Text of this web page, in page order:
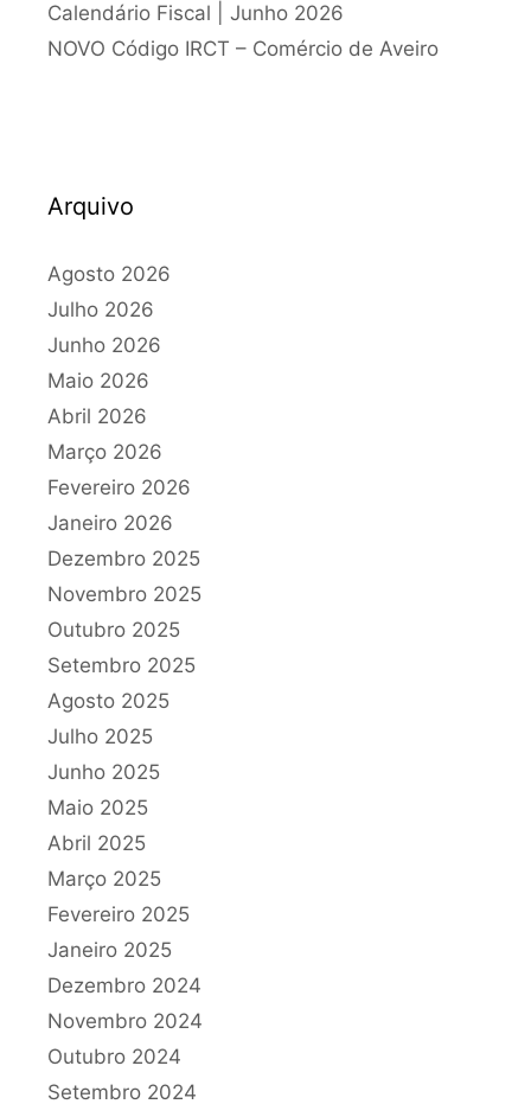
Calendário Fiscal | Junho 2026
NOVO Código IRCT – Comércio de Aveiro
Arquivo
Agosto 2026
Julho 2026
Junho 2026
Maio 2026
Abril 2026
Março 2026
Fevereiro 2026
Janeiro 2026
Dezembro 2025
Novembro 2025
Outubro 2025
Setembro 2025
Agosto 2025
Julho 2025
Junho 2025
Maio 2025
Abril 2025
Março 2025
Fevereiro 2025
Janeiro 2025
Dezembro 2024
Novembro 2024
Outubro 2024
Setembro 2024